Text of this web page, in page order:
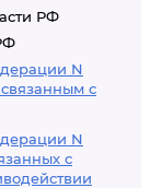
РФ
N
с
N
с